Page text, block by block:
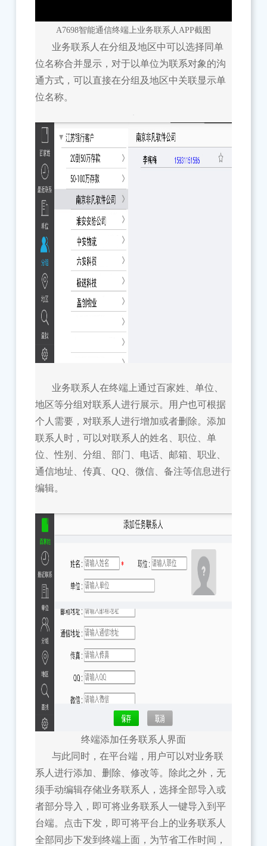
A7698智能通信终端上业务联系人APP截图
业务联系人在分组及地区中可以选择同单
位名称合并显示，对于以单位为联系对象的沟
通方式，可以直接在分组及地区中关联显示单
位名称。
业务联系人在终端上通过百家姓、单位、
地区等分组对联系人进行展示。用户也可根据
个人需要，对联系人进行增加或者删除。添加
联系人时，可以对联系人的姓名、职位、单
位、性别、分组、部门、电话、邮箱、职业、
通信地址、传真、QQ、微信、备注等信息进行
编辑。
终端添加任务联系人界面
与此同时，在平台端，用户可以对业务联
系人进行添加、删除、修改等。除此之外，无
须手动编辑存储业务联系人，选择全部导入或
者部分导入，即可将业务联系人一键导入到平
台端。点击下发，即可将平台上的业务联系人
全部同步下发到终端上面，为节省工作时间，